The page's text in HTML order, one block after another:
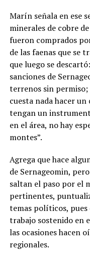
Marín señala en ese
minerales de cobre
fueron comprados
de las faenas que se
que luego se
sanciones de
terrenos sin permiso;
cuesta nada hacer
tengan un
en el área, no hay
montes”.
Agrega que hace
de Sernageomin,
saltan el paso por el
pertinentes,
temas políticos,
trabajo sostenido en
las ocasiones hacen
regionales.